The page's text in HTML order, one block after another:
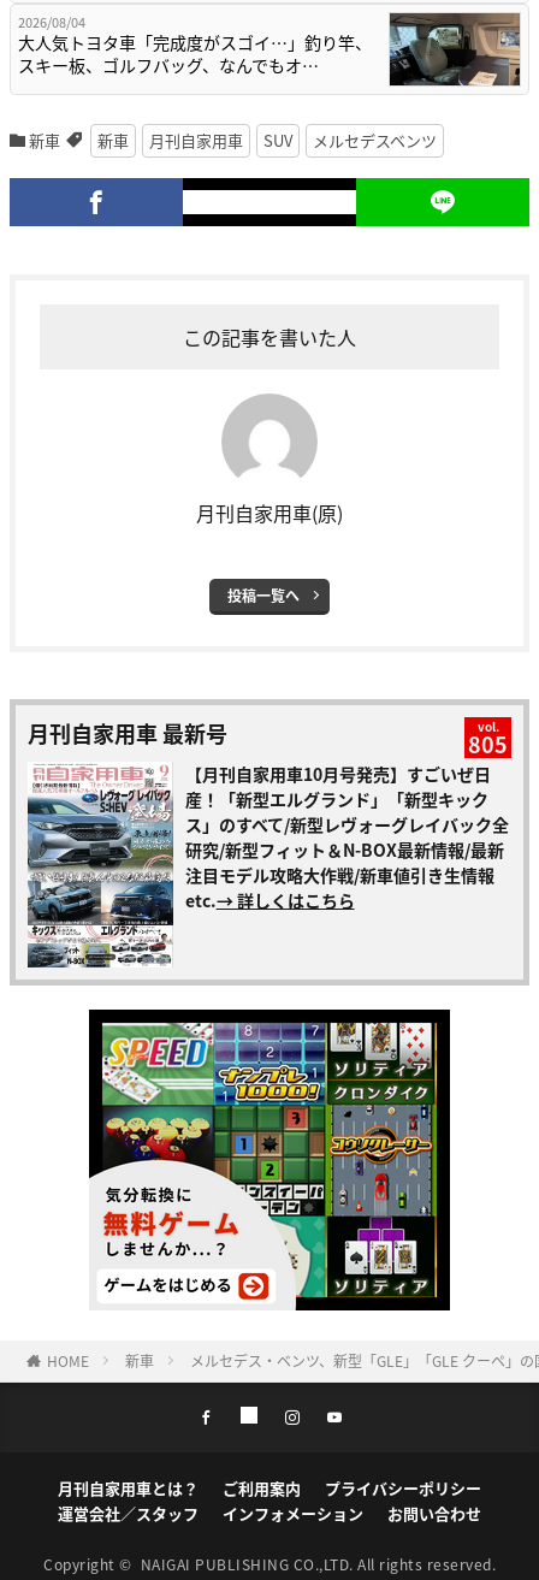
2026/08/04
大人気トヨタ車「完成度がスゴイ…」釣り竿、
スキー板、ゴルフバッグ、なんでもオ…
新車 新車 月刊自家用車 SUV メルセデスベンツ
この記事を書いた人
月刊自家用車(原)
投稿一覧へ
月刊自家用車 最新号 vol.
805
【月刊自家用車10月号発売】すごいぜ日
産！「新型エルグランド」「新型キック
ス」のすべて/新型レヴォーグレイバック全
研究/新型フィット＆N-BOX最新情報/最新
注目モデル攻略大作戦/新車値引き生情報
etc.→ 詳しくはこちら
HOME 新車 メルセデス・ベンツ、新型「GLE」「GLE クーペ」
月刊自家用車とは？ ご利用案内
プライバシーポリシー
運営会社／スタッフ
インフォメーション お問い合わせ
Copyright © NAIGAI PUBLISHING CO.,LTD. All rights reserved.